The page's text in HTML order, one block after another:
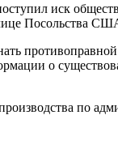
иск
Посольства
о
по